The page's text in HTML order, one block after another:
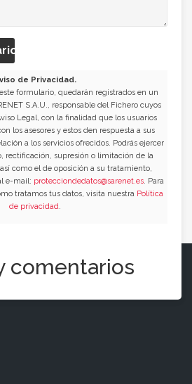
de Privacidad.
formulario, quedarán registrados en un
S.A.U., responsable del Fichero cuyos
Legal, con la finalidad que los usuarios
los asesores y estos den respuesta a sus
a los servicios ofrecidos. Podrás ejercer
rectificación, supresión o limitación de la
como el de oposición a su tratamiento,
e-mail: protecciondedatos@sarenet.es. Para
tratamos tus datos, visita nuestra Política
de privacidad.
comentarios